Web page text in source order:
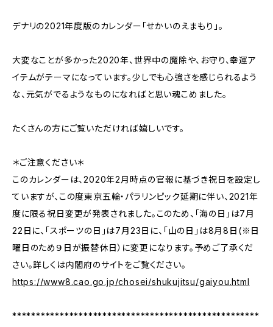
デナリの2021年度版のカレンダー「せかいのえまもり」。
大変なことが多かった2020年、世界中の魔除や、お守り、幸運ア
イテムがテーマになっています。少しでも心強さを感じられるよう
な、元気がでるようなものになればと思い魂こめました。
たくさんの方にご覧いただければ嬉しいです。
＊ご注意ください＊
このカレンダーは、2020年2月時点の官報に基づき祝日を設定し
ていますが、この度東京五輪・パラリンピック延期に伴い、2021年
度に限る祝日変更が発表されました。このため、「海の日」は7月
22日に、「スポーツの日」は7月23日に、「山の日」は8月8日(※日
曜日のため９日が振替休日）に変更になります。予めご了承くだ
さい。詳しくは内閣府のサイトをご覧ください。
https://www8.cao.go.jp/chosei/shukujitsu/gaiyou.html
****************************************************